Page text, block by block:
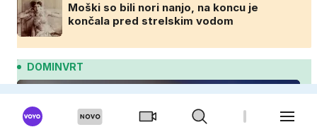
Moški so bili nori nanjo, na koncu je
končala pred strelskim vodom
DOMINVRT